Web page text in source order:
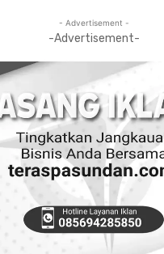
- Advertisement -
-Advertisement-